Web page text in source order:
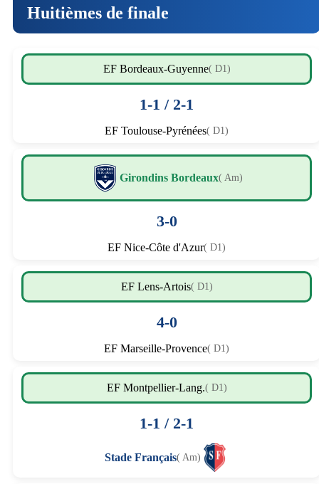
Huitièmes de finale
EF Bordeaux-Guyenne( D1)
1-1 / 2-1
EF Toulouse-Pyrénées( D1)
Girondins Bordeaux( Am)
3-0
EF Nice-Côte d'Azur( D1)
EF Lens-Artois( D1)
4-0
EF Marseille-Provence( D1)
EF Montpellier-Lang.( D1)
1-1 / 2-1
Stade Français( Am)